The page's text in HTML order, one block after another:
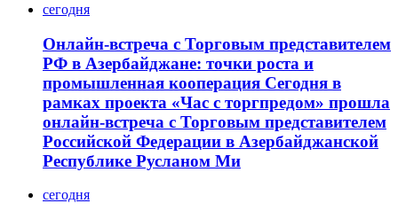
сегодня
Онлайн-встреча с Торговым представителем
РФ в Азербайджане: точки роста и
промышленная кооперация Сегодня в
рамках проекта «Час с торгпредом» прошла
онлайн-встреча с Торговым представителем
Российской Федерации в Азербайджанской
Республике Русланом Ми
сегодня